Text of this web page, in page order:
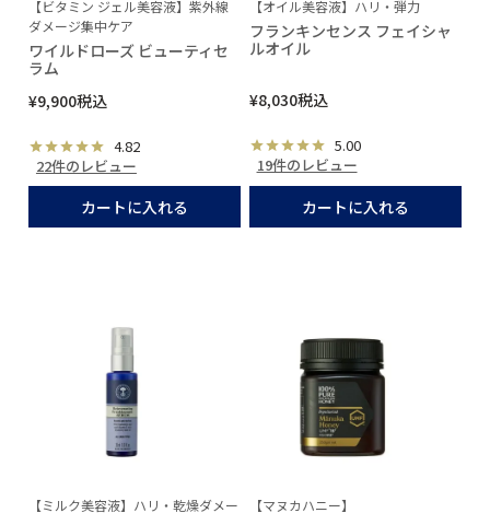
【ビタミン ジェル美容液】紫外線
ダメージ集中ケア
ワイルドローズ ビューティセ
ラム
¥9,900税込
4.82
22件のレビュー
カートに入れる
【オイル美容液】ハリ・弾力
フランキンセンス フェイシャ
ルオイル
¥8,030税込
5.00
19件のレビュー
カートに入れる
【ミルク美容液】ハリ・乾燥ダメー
【マヌカハニー】